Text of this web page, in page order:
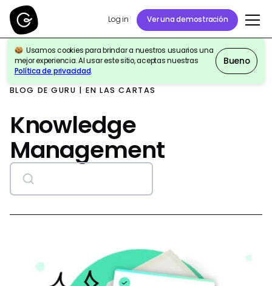
Log in Ver una demostración
Usamos cookies para brindar a nuestros usuarios una
mejor experiencia. Al usar este sitio, aceptas nuestras
Política de privacidad.
Bueno
BLOG DE GURU | EN LAS CARTAS
Knowledge
Management